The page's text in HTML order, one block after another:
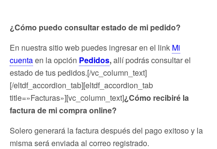
¿Cómo puedo consultar estado de mi pedido?
En nuestra sitio web puedes ingresar en el link Mi
cuentaen la opción Pedidos,allí podrás consultar el
estado de tus pedidos.[/vc_column_text]
[/eltdf_accordion_tab][eltdf_accordion_tab
title=»Facturas»][vc_column_text]¿Cómo recibiré la
factura de mi compra online?
Solero generará la factura después del pago exitoso y la
misma será enviada al correo registrado.